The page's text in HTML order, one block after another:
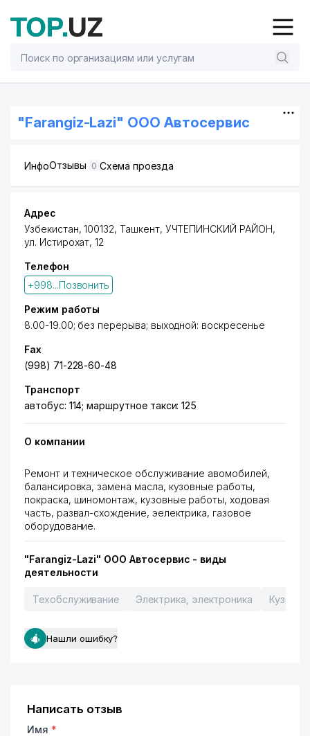
"Farangiz-Lazi" ООО Автосервис
ИнфоОтзывы 0 Схема проезда
Адрес
Узбекистан, 100132, Ташкент, УЧТЕПИНСКИЙ РАЙОН,
ул. Истирохат, 12
Телефон
+998...Позвонить
Режим работы
8.00-19.00; без перерыва; выходной: воскресенье
Fax
(998) 71-228-60-48
Транспорт
автобус: 114; маршрутное такси: 125
О компании
Ремонт и техническое обслуживание авомобилей,
балансировка, замена масла, кузовные работы,
покраска, шиномонтаж, кузовные работы, ходовая
часть, развал-схождение, эелектрика, газовое
оборудование.
"Farangiz-Lazi" ООО Автосервис - виды
деятельности
Техобслуживание Электрика, электроника
Нашли ошибку?
Написать отзыв
Имя *